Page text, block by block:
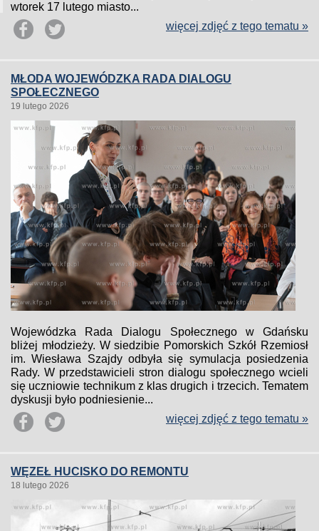
wtorek 17 lutego miasto...
więcej zdjęć z tego tematu »
MŁODA WOJEWÓDZKA RADA DIALOGU
SPOŁECZNEGO
19 lutego 2026
Wojewódzka Rada Dialogu Społecznego w Gdańsku
bliżej młodzieży. W siedzibie Pomorskich Szkół Rzemiosł
im. Wiesława Szajdy odbyła się symulacja posiedzenia
Rady. W przedstawicieli stron dialogu społecznego wcieli
się uczniowie technikum z klas drugich i trzecich. Tematem
dyskusji było podniesienie...
więcej zdjęć z tego tematu »
WĘZEŁ HUCISKO DO REMONTU
18 lutego 2026